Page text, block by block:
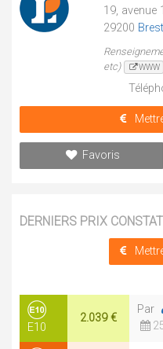
19, avenue
29200 Brest
etc)
WWW
Favoris
DERNIERS PRIX
E10
2.039 €
Par